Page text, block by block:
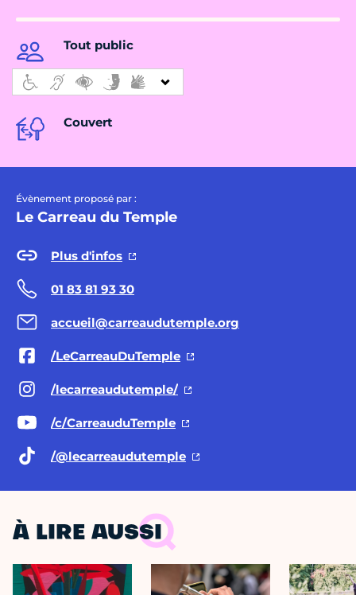
Tout public
Couvert
Évènement proposé par :
Le Carreau du Temple
Plus d'infos
01 83 81 93 30
accueil@carreaudutemple.org
/LeCarreauDuTemple
/lecarreaudutemple/
/c/CarreauduTemple
/@lecarreaudutemple
À LIRE AUSSI